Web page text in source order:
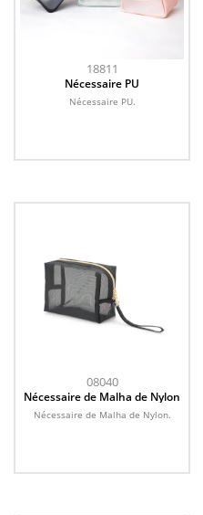
18811
Nécessaire PU
Nécessaire PU.
08040
Nécessaire de Malha de Nylon
Nécessaire de Malha de Nylon.